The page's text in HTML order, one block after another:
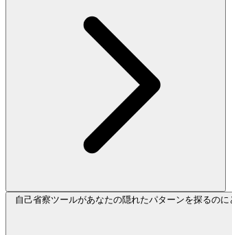
自己省察ツールがあなたの隠れたパターンを探るの